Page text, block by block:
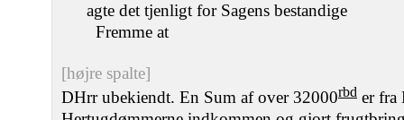
agte det tjenligt for Sagens bestandige
Fremme at
[højre spalte]
DHrr ubekiendt. En Sum af over 32000rbd er fra